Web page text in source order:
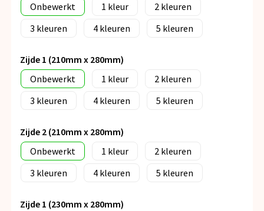
Onbewerkt
1
2
3
4 5
Zijde 1 (210mm x 280mm)
Onbewerkt
1
2
3
4 5
Zijde 2 (210mm x 280mm)
Onbewerkt
1
2
3
4 5
Zijde 1 (230mm x 280mm)